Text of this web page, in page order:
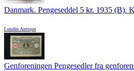
Danmark. Pengeseddel 5 kr. 1935 (B).
Lundin Antique
Genforeningen Pengesedler fra